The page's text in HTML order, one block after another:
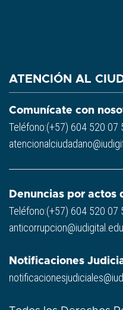
ATENCIÓN AL
Comunícate con
Teléfono:(+57) 604 520 07
Denuncias por actos
Teléfono:(+57) 604 520 07
Notificaciones